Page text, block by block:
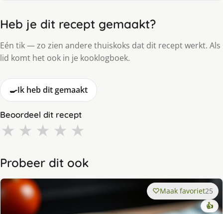
Heb je dit recept gemaakt?
Eén tik — zo zien andere thuiskoks dat dit recept werkt. Als
lid komt het ook in je kooklogboek.
🍳Ik heb dit gemaakt
Beoordeel dit recept
★ ★ ★ ★ ★
Probeer dit ook
Maak favoriet25
👍